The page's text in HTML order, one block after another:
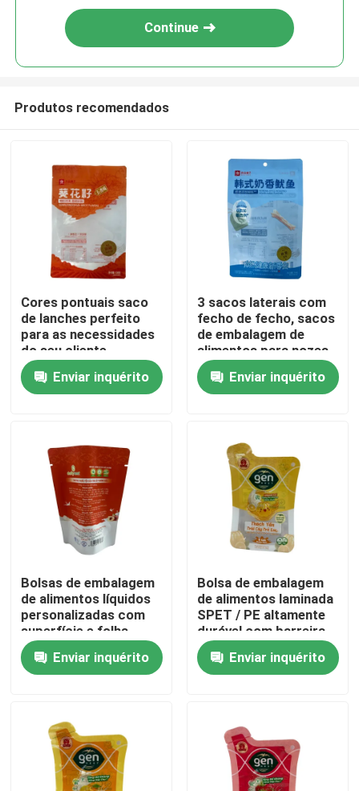
Casa
Produtos
Excursão da fábrica
Controle da qualidade
Contacte-nos
Notícia
Malotes do empacotamento de alimento
Bolsa de embalagem de bico
Continue
Produtos recomendados
Cores pontuais saco
de lanches perfeito
para as necessidades
do seu cliente
Enviar inquérito
3 sacos laterais com
fecho de fecho, sacos
de embalagem de
alimentos para nozes
e esterilização
personalizada na
indústria
Enviar inquérito
Bolsas de embalagem
de alimentos líquidos
personalizadas com
superfície e folha
Enviar inquérito
Bolsa de embalagem
de alimentos laminada
SPET / PE altamente
durável com barreira
Enviar inquérito